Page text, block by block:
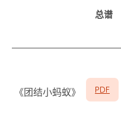
总谱
《团结小蚂蚁》 PDF